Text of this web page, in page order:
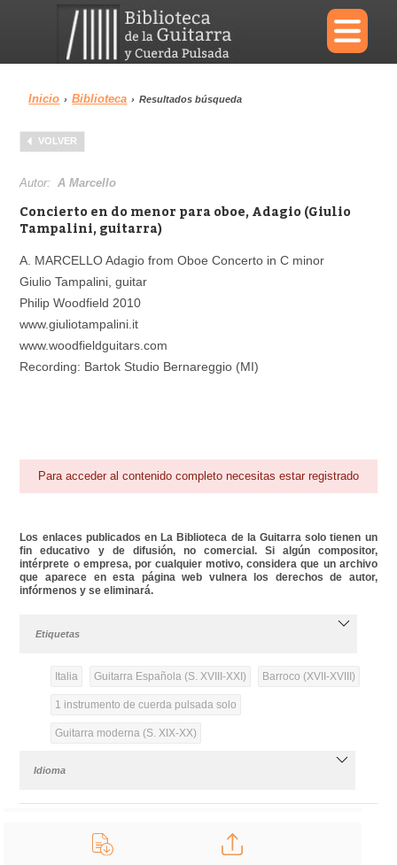
×
Menu
Biblioteca
Área personal
Inicio › Biblioteca › Resultados búsqueda
VOLVER
Autor:A Marcello
Concierto en do menor para oboe, Adagio (Giulio
Tampalini, guitarra)
A. MARCELLO Adagio from Oboe Concerto in C minor
Giulio Tampalini, guitar
Philip Woodfield 2010
www.giuliotampalini.it
www.woodfieldguitars.com
Recording: Bartok Studio Bernareggio (MI)
Para acceder al contenido completo necesitas estar registrado
Los enlaces publicados en La Biblioteca de la Guitarra solo tienen un
fin educativo y de difusión, no comercial. Si algún compositor,
intérprete o empresa, por cualquier motivo, considera que un archivo
que aparece en esta página web vulnera los derechos de autor,
infórmenos y se eliminará.
Etiquetas
Italia Guitarra Española (S. XVIII-XXI) Barroco (XVII-XVIII)
1 instrumento de cuerda pulsada solo
Guitarra moderna (S. XIX-XX)
Idioma